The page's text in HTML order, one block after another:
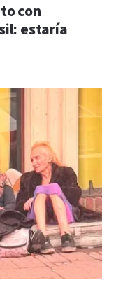
con
estaría